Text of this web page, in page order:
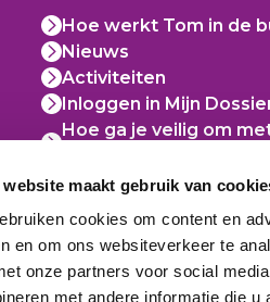
website maakt gebruik van
cookies om content en
en om ons websiteverkeer te
onze partners voor social
met andere informatie die
Hoe werkt Tom in de
Nieuws
Activiteiten
Inloggen in Mijn
Hoe ga je veilig om
Gedragscode